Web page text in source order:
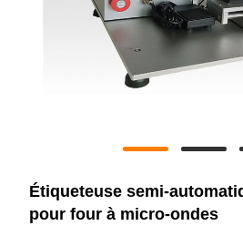
Étiqueteuse semi-
pour four à micro-ondes